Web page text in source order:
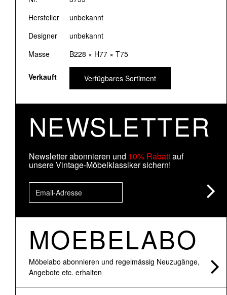
Hersteller
unbekannt
Designer
unbekannt
Masse
B228 × H77 × T75
Verkauft Verfügbares Sortiment
NEWSLETTER
Newsletter abonnieren und 10% Rabattauf
unsere Vintage-Möbelklassiker sichern!
MOEBELABO
Möbelabo abonnieren und regelmässig Neuzugänge,
Angebote etc. erhalten